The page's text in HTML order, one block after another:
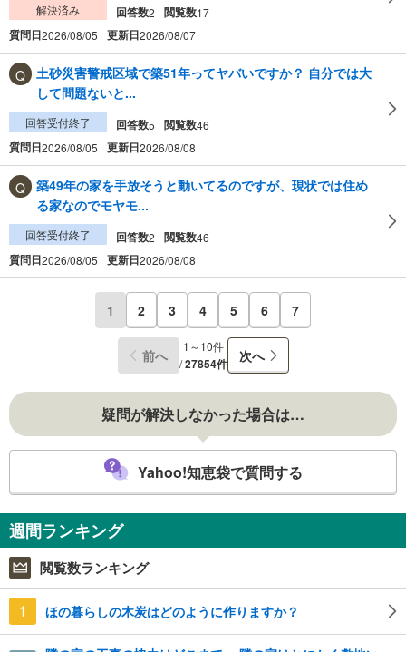
解決済み 回答数2 閲覧数17
質問日2026/08/05 更新日2026/08/07
土砂災害警戒区域で築51年ってヤバいですか？ 自分では大
して問題ないと...
回答受付終了 回答数5 閲覧数46
質問日2026/08/05 更新日2026/08/08
築49年の家を手放そうと動いてるのですが、現状では住め
る家なのでモヤモ...
回答受付終了 回答数2 閲覧数46
質問日2026/08/05 更新日2026/08/08
1 2 3 4 5 6 7
前へ
1～10件
/27854件 次へ
疑問が解決しなかった場合は…
Yahoo!知恵袋で質問する
週間ランキング
閲覧数ランキング
1 ほの暮らしの木炭はどのように作りますか？